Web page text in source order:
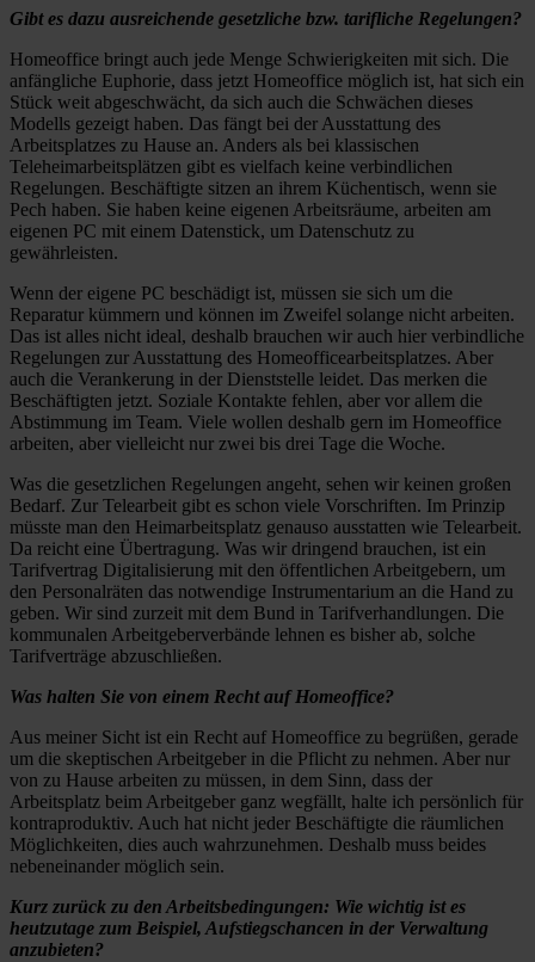
Gibt es dazu ausreichende gesetzliche bzw. tarifliche Regelungen?
Homeoffice bringt auch jede Menge Schwierigkeiten mit sich. Die
anfängliche Euphorie, dass jetzt Homeoffice möglich ist, hat sich ein
Stück weit abgeschwächt, da sich auch die Schwächen dieses
Modells gezeigt haben. Das fängt bei der Ausstattung des
Arbeitsplatzes zu Hause an. Anders als bei klassischen
Teleheimarbeitsplätzen gibt es vielfach keine verbindlichen
Regelungen. Beschäftigte sitzen an ihrem Küchentisch, wenn sie
Pech haben. Sie haben keine eigenen Arbeitsräume, arbeiten am
eigenen PC mit einem Datenstick, um Datenschutz zu
gewährleisten.
Wenn der eigene PC beschädigt ist, müssen sie sich um die
Reparatur kümmern und können im Zweifel solange nicht arbeiten.
Das ist alles nicht ideal, deshalb brauchen wir auch hier verbindliche
Regelungen zur Ausstattung des Homeofficearbeitsplatzes. Aber
auch die Verankerung in der Dienststelle leidet. Das merken die
Beschäftigten jetzt. Soziale Kontakte fehlen, aber vor allem die
Abstimmung im Team. Viele wollen deshalb gern im Homeoffice
arbeiten, aber vielleicht nur zwei bis drei Tage die Woche.
Was die gesetzlichen Regelungen angeht, sehen wir keinen großen
Bedarf. Zur Telearbeit gibt es schon viele Vorschriften. Im Prinzip
müsste man den Heimarbeitsplatz genauso ausstatten wie Telearbeit.
Da reicht eine Übertragung. Was wir dringend brauchen, ist ein
Tarifvertrag Digitalisierung mit den öffentlichen Arbeitgebern, um
den Personalräten das notwendige Instrumentarium an die Hand zu
geben. Wir sind zurzeit mit dem Bund in Tarifverhandlungen. Die
kommunalen Arbeitgeberverbände lehnen es bisher ab, solche
Tarifverträge abzuschließen.
Was halten Sie von einem Recht auf Homeoffice?
Aus meiner Sicht ist ein Recht auf Homeoffice zu begrüßen, gerade
um die skeptischen Arbeitgeber in die Pflicht zu nehmen. Aber nur
von zu Hause arbeiten zu müssen, in dem Sinn, dass der
Arbeitsplatz beim Arbeitgeber ganz wegfällt, halte ich persönlich für
kontraproduktiv. Auch hat nicht jeder Beschäftigte die räumlichen
Möglichkeiten, dies auch wahrzunehmen. Deshalb muss beides
nebeneinander möglich sein.
Kurz zurück zu den Arbeitsbedingungen: Wie wichtig ist es
heutzutage zum Beispiel, Aufstiegschancen in der Verwaltung
anzubieten?